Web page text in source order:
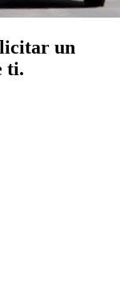
un
ti.